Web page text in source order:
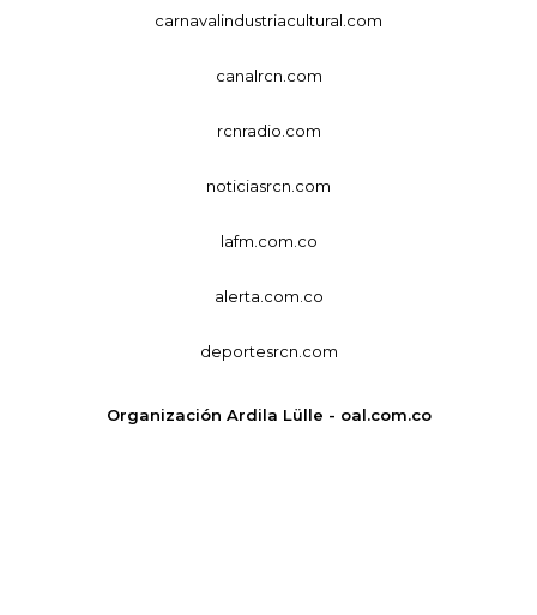
carnavalindustriacultural.com
canalrcn.com
rcnradio.com
noticiasrcn.com
lafm.com.co
alerta.com.co
deportesrcn.com
Organización Ardila Lülle - oal.com.co